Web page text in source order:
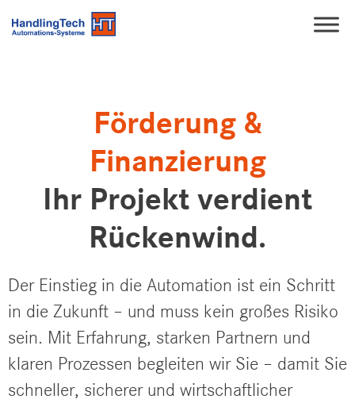
Förderung &
Finanzierung
Ihr Projekt verdient
Rückenwind.
Der Einstieg in die Automation ist ein Schritt
in die Zukunft – und muss kein großes Risiko
sein. Mit Erfahrung, starken Partnern und
klaren Prozessen begleiten wir Sie – damit Sie
schneller, sicherer und wirtschaftlicher